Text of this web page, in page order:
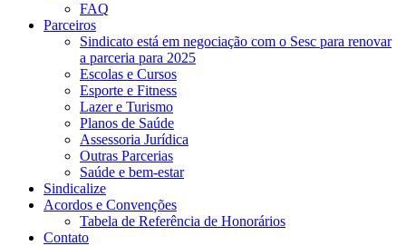
FAQ
Parceiros
Sindicato está em negociação com o Sesc para renovar
a parceria para 2025
Escolas e Cursos
Esporte e Fitness
Lazer e Turismo
Planos de Saúde
Assessoria Jurídica
Outras Parcerias
Saúde e bem-estar
Sindicalize
Acordos e Convenções
Tabela de Referência de Honorários
Contato